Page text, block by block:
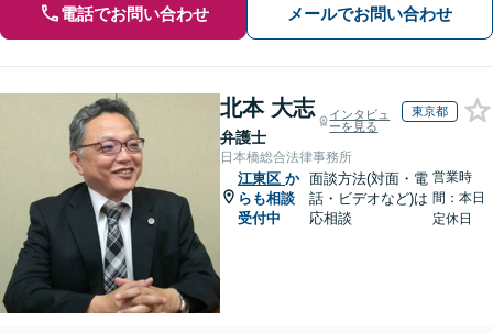
電話でお問い合わせ メールでお問い合わせ
北本 大志
弁護士
インタビュ
ーを見る
東京都
日本橋総合法律事務所
江東区 か
らも相談
受付中
面談方法(対面・電
話・ビデオなど)は
応相談
営業時
間：本日
定休日